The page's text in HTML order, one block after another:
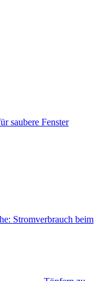
saubere Fenster
Stromverbrauch beim